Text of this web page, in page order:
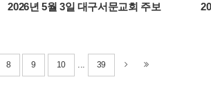
2026년 5월 3일 대구서문교회 주보
8 9 10 39